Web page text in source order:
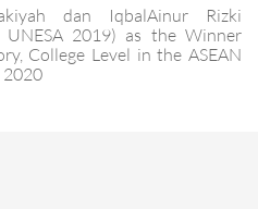
dan IqbalAinur Rizki
UNESA 2019) as the Winner
College Level in the ASEAN
2020